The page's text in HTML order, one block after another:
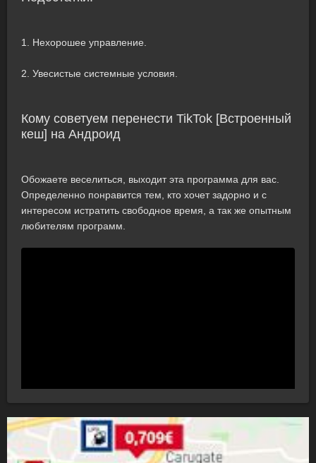
1. Нехорошее управление.
2. Увесистые системные условия.
Кому советуем перенести TikTok [Встроенный
кеш] на Андроид
Обожаете веселиться, выходит эта программа для вас.
Определенно понравится тем, кто хочет задорно и с
интересом истратить свободное время, а так же опытным
любителям программ.